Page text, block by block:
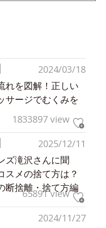
2024/03/18
れを図解！正しい
サージでむくみを
1833897 view
2025/12/11
ズ滝沢さんに聞
スメの捨て方は？
断捨離・捨て方編
65891 view
2024/11/27